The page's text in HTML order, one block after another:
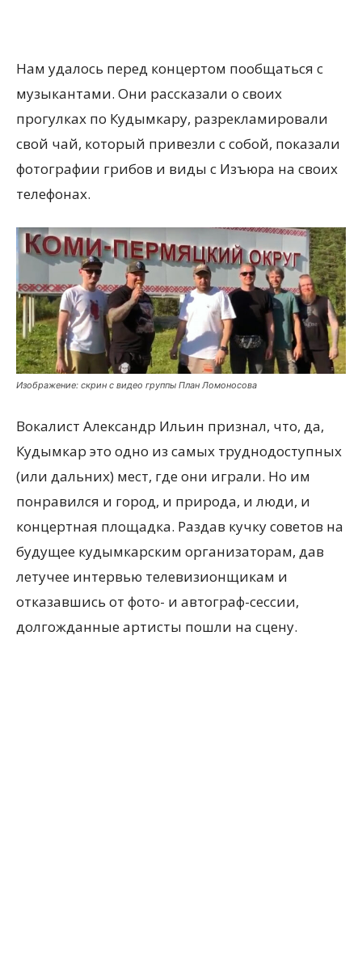
Нам удалось перед концертом пообщаться с
музыкантами. Они рассказали о своих
прогулках по Кудымкару, разрекламировали
свой чай, который привезли с собой, показали
фотографии грибов и виды с Изъюра на своих
телефонах.
Изображение: скрин с видео группы План Ломоносова
Вокалист Александр Ильин признал, что, да,
Кудымкар это одно из самых труднодоступных
(или дальних) мест, где они играли. Но им
понравился и город, и природа, и люди, и
концертная площадка. Раздав кучку советов на
будущее кудымкарским организаторам, дав
летучее интервью телевизионщикам и
отказавшись от фото- и автограф-сессии,
долгожданные артисты пошли на сцену.